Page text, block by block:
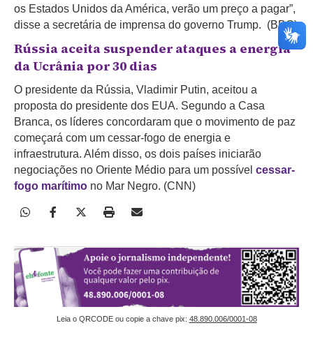
os Estados Unidos da América, verão um preço a pagar”,
disse a secretária de imprensa do governo Trump. (BBC)
Rússia aceita suspender ataques a energia
da Ucrânia por 30 dias
O presidente da Rússia, Vladimir Putin, aceitou a
proposta do presidente dos EUA. Segundo a Casa
Branca, os líderes concordaram que o movimento de paz
começará com um cessar-fogo de energia e
infraestrutura. Além disso, os dois países iniciarão
negociações no Oriente Médio para um possível cessar-
fogo marítimo no Mar Negro. (CNN)
Leia o QRCODE ou copie a chave pix: 48.890.006/0001-08